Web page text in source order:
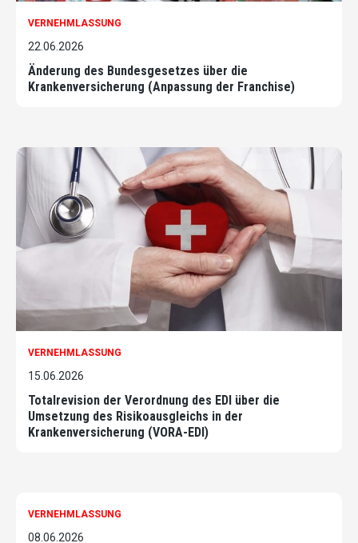
VERNEHMLASSUNG
22.06.2026
Änderung des Bundesgesetzes über die
Krankenversicherung (Anpassung der Franchise)
VERNEHMLASSUNG
15.06.2026
Totalrevision der Verordnung des EDI über die
Umsetzung des Risikoausgleichs in der
Krankenversicherung (VORA-EDI)
VERNEHMLASSUNG
08.06.2026